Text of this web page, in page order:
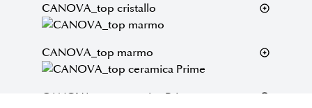
CANOVA_top cristallo
CANOVA_top marmo
CANOVA_top ceramica Prime